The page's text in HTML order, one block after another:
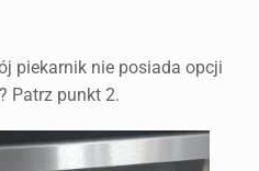
piekarnik nie posiada opcji
Patrz punkt 2.